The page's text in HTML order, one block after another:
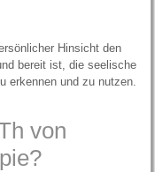
Hinsicht den
bereit ist, die seelische
erkennen und zu nutzen.
von